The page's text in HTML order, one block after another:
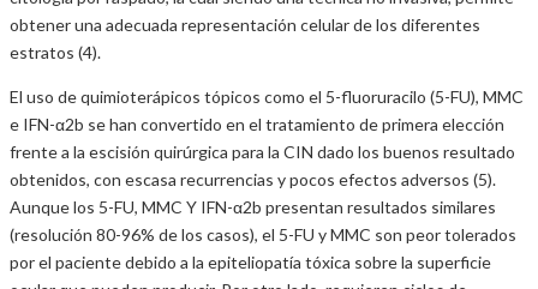
obtener una adecuada representación celular de los diferentes
estratos (4).
El uso de quimioterápicos tópicos como el 5-fluoruracilo (5-FU), MMC
e IFN-α2b se han convertido en el tratamiento de primera elección
frente a la escisión quirúrgica para la CIN dado los buenos resultado
obtenidos, con escasa recurrencias y pocos efectos adversos (5).
Aunque los 5-FU, MMC Y IFN-α2b presentan resultados similares
(resolución 80-96% de los casos), el 5-FU y MMC son peor tolerados
por el paciente debido a la epiteliopatía tóxica sobre la superficie